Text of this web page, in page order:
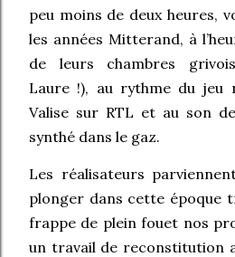
peu moins de deux heures,
les années Mitterand, à
de leurs chambres
Laure !), au rythme du jeu
Valise sur RTL et au son
synthé dans le gaz.
Les réalisateurs
plonger dans cette époque
frappe de plein fouet nos
un travail de reconstitution